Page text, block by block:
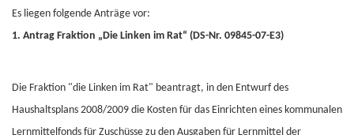
Es liegen folgende Anträge vor:
1. Antrag Fraktion „Die Linken im Rat“ (DS-Nr. 09845-07-E3)
Die Fraktion "die Linken im Rat" beantragt, in den Entwurf des
Haushaltsplans 2008/2009 die Kosten für das Einrichten eines kommunalen
Lernmittelfonds für Zuschüsse zu den Ausgaben für Lernmittel der